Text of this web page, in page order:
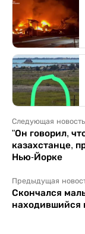
Следующая новость
"Он говорил,
казахстанце,
Нью-Йорке
Предыдущая
Скончался
находившийся